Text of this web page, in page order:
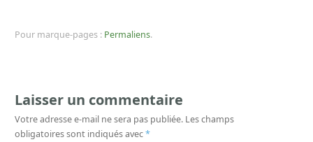
Pour marque-pages : Permaliens.
Laisser un commentaire
Votre adresse e-mail ne sera pas publiée. Les champs
obligatoires sont indiqués avec*